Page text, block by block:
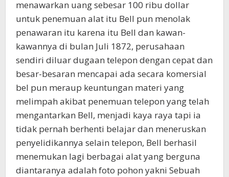
menawarkan uang sebesar 100 ribu dollar
untuk penemuan alat itu Bell pun menolak
penawaran itu karena itu Bell dan kawan-
kawannya di bulan Juli 1872, perusahaan
sendiri diluar dugaan telepon dengan cepat dan
besar-besaran mencapai ada secara komersial
bel pun meraup keuntungan materi yang
melimpah akibat penemuan telepon yang telah
mengantarkan Bell, menjadi kaya raya tapi ia
tidak pernah berhenti belajar dan meneruskan
penyelidikannya selain telepon, Bell berhasil
menemukan lagi berbagai alat yang berguna
diantaranya adalah foto pohon yakni Sebuah